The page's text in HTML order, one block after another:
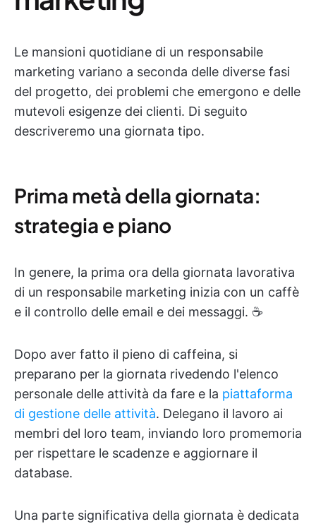
Le mansioni quotidiane di un responsabile
marketing variano a seconda delle diverse fasi
del progetto, dei problemi che emergono e delle
mutevoli esigenze dei clienti. Di seguito
descriveremo una giornata tipo.
Prima metà della giornata:
strategia e piano
In genere, la prima ora della giornata lavorativa
di un responsabile marketing inizia con un caffè
e il controllo delle email e dei messaggi. ☕
Dopo aver fatto il pieno di caffeina, si
preparano per la giornata rivedendo l'elenco
personale delle attività da fare e la piattaforma
di gestione delle attività. Delegano il lavoro ai
membri del loro team, inviando loro promemoria
per rispettare le scadenze e aggiornare il
database.
Una parte significativa della giornata è dedicata